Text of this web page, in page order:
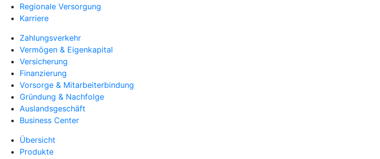
Regionale Versorgung
Karriere
Zahlungsverkehr
Vermögen & Eigenkapital
Versicherung
Finanzierung
Vorsorge & Mitarbeiterbindung
Gründung & Nachfolge
Auslandsgeschäft
Business Center
Übersicht
Produkte